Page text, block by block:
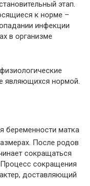
этап.
к норме –
инфекции
в организме
являющихся нормой.
беременности матка
После родов
сокращаться
сокращения
доставляющий